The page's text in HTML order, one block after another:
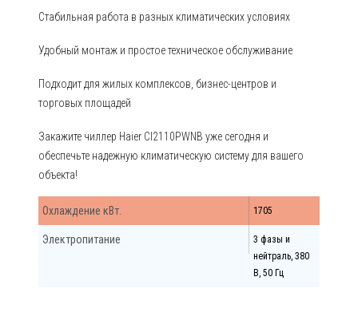
Стабильная работа в разных климатических условиях
Удобный монтаж и простое техническое обслуживание
Подходит для жилых комплексов, бизнес-центров и
торговых площадей
Закажите чиллер Haier CI2110PWNB уже сегодня и
обеспечьте надежную климатическую систему для вашего
объекта!
Охлаждение кВт. 1705
Электропитание
3 фазы и
нейтраль, 380
В, 50 Гц